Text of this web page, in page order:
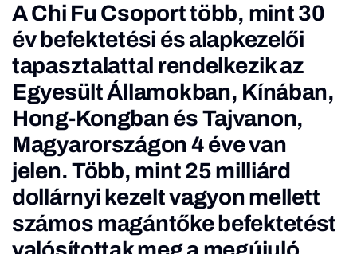
A Chi Fu Csoport több, mint 30
év befektetési és alapkezelői
tapasztalattal rendelkezik az
Egyesült Államokban, Kínában,
Hong-Kongban és Tajvanon,
Magyarországon 4 éve van
jelen. Több, mint 25 milliárd
dollárnyi kezelt vagyon mellett
számos magántőke befektetést